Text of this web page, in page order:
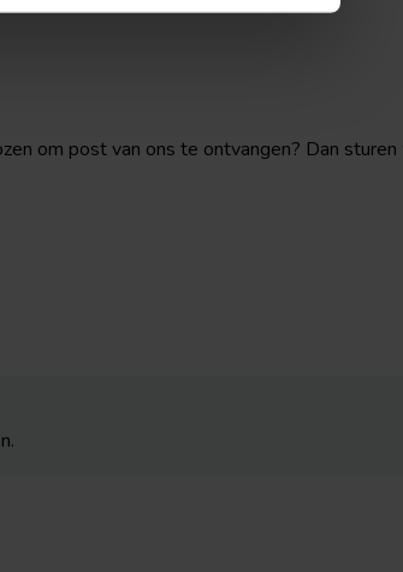
om post van ons te ontvangen? Dan